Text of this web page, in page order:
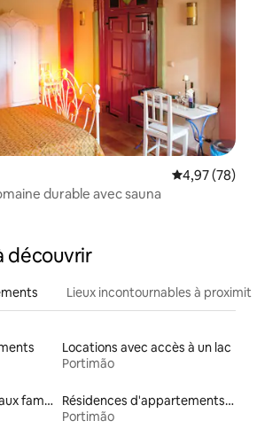
Évaluation
4,97 (78)
durable avec sauna
découvrir
Lieux incontournables à
Locations avec accès à un lac
Portimão
Locations adaptées aux familles
Résidences d'appartements en location
Portimão